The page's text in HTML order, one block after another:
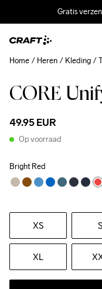
Gratis
CORE
49.95 EUR
Op voorraad
Bright Red
XS S
XL
Home Heren Kleding
Recycled